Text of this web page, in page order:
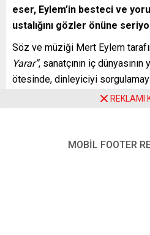
eser, Eylem’in besteci ve
ustalığını gözler önüne
Söz ve müziği Mert Eylem
Yarar”, sanatçının iç dünyasının
ötesinde, dinleyiciyi
sunuyor. Türkiye’nin en yetkin
çarpıcı detay, bağlama virtüözü
REKLAMI
MOBİL FOOTER